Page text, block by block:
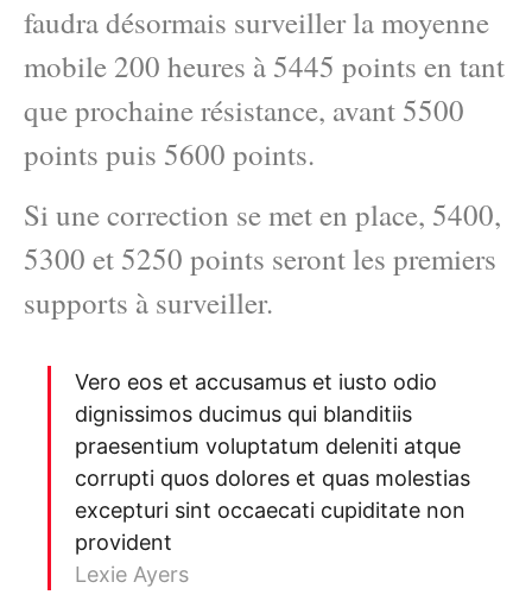
faudra désormais surveiller la moyenne
mobile 200 heures à 5445 points en tant
que prochaine résistance, avant 5500
points puis 5600 points.
Si une correction se met en place, 5400,
5300 et 5250 points seront les premiers
supports à surveiller.
Vero eos et accusamus et iusto odio
dignissimos ducimus qui blanditiis
praesentium voluptatum deleniti atque
corrupti quos dolores et quas molestias
excepturi sint occaecati cupiditate non
provident
Lexie Ayers